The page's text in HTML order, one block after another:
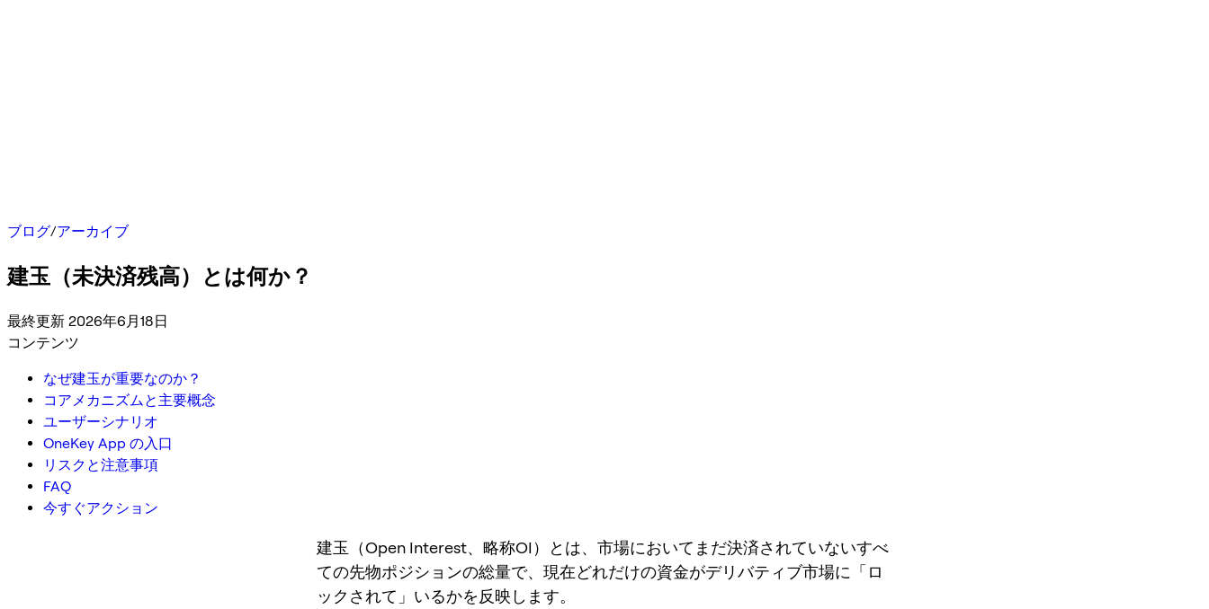
ブログ/アーカイブ
建玉（未決済残高）とは何か？
最終更新 2026年6月18日
コンテンツ
なぜ建玉が重要なのか？
コアメカニズムと主要概念
ユーザーシナリオ
OneKey App の入口
リスクと注意事項
FAQ
今すぐアクション
建玉（Open Interest、略称OI）とは、市場においてまだ決済されていないすべ
ての先物ポジションの総量で、現在どれだけの資金がデリバティブ市場に「ロ
ックされて」いるかを反映します。